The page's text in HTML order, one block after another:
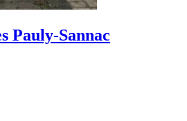
Pauly-Sannac